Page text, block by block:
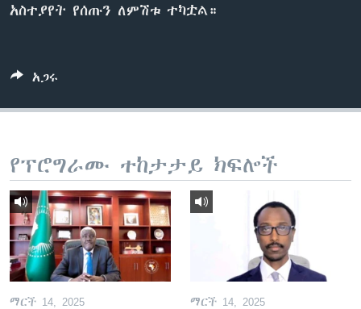
አስተያየት የሰጡን ለምሽቱ ተካቷል።
አጋሩ
የፕሮግራሙ ተከታታይ ክፍሎች
ማርች 14, 2025 ማርች 14, 2025